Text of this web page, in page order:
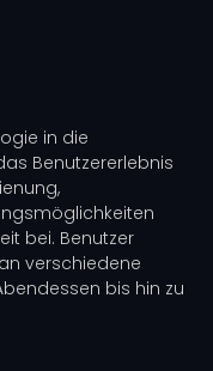
in die
Benutzererlebnis
bei. Benutzer
verschiedene
bis hin zu